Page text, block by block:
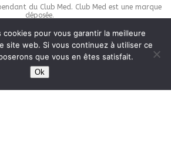
du Club Med. Club Med est une marque
déposée.
is protected bywp-copyrightpro.com
cookies pour vous garantir la meilleure
site web. Si vous continuez à utiliser ce
que vous en êtes satisfait.
Ok